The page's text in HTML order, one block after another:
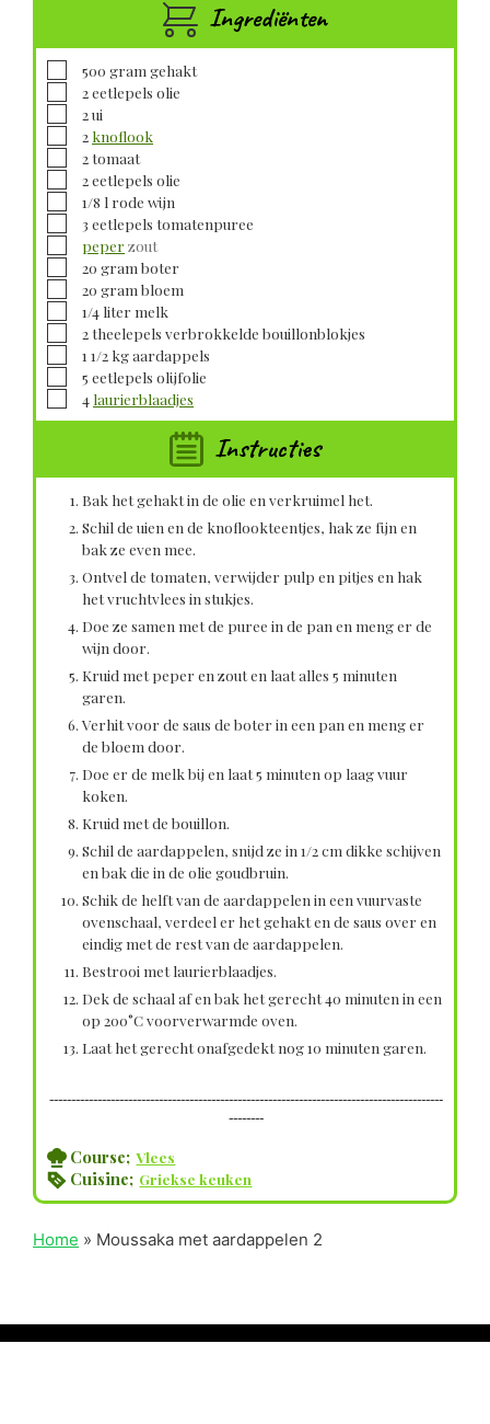
Ingrediënten
▢
500 gram gehakt
▢
2 eetlepels olie
▢
2 ui
▢
2 knoflook
▢
2 tomaat
▢
2 eetlepels olie
▢1/8 l rode wijn
▢
3 eetlepels tomatenpuree
▢
peperzout
▢
20 gram boter
▢
20 gram bloem
▢1/4 liter melk
▢
2 theelepels verbrokkelde bouillonblokjes
▢1 1/2 kgaardappels
▢
5 eetlepels olijfolie
▢4 laurierblaadjes
Instructies
Bak het gehakt in de olie en verkruimel het.
Schil de uien en de knoflookteentjes, hak ze fijn en
bak ze even mee.
Ontvel de tomaten, verwijder pulp en pitjes en hak
het vruchtvlees in stukjes.
Doe ze samen met de puree in de pan en meng er de
wijn door.
Kruid met peper en zout en laat alles 5 minuten
garen.
Verhit voor de saus de boter in een pan en meng er
de bloem door.
Doe er de melk bij en laat 5 minuten op laag vuur
koken.
Kruid met de bouillon.
Schil de aardappelen, snijd ze in 1/2 cm dikke schijven
en bak die in de olie goudbruin.
Schik de helft van de aardappelen in een vuurvaste
ovenschaal, verdeel er het gehakt en de saus over en
eindig met de rest van de aardappelen.
Bestrooi met laurierblaadjes.
Dek de schaal af en bak het gerecht 40 minuten in een
op 200°C voorverwarmde oven.
Laat het gerecht onafgedekt nog 10 minuten garen.
------------------------------------------------------------------------------------------
--------
Course; Vlees
Cuisine; Griekse keuken
Home » Moussaka met aardappelen 2